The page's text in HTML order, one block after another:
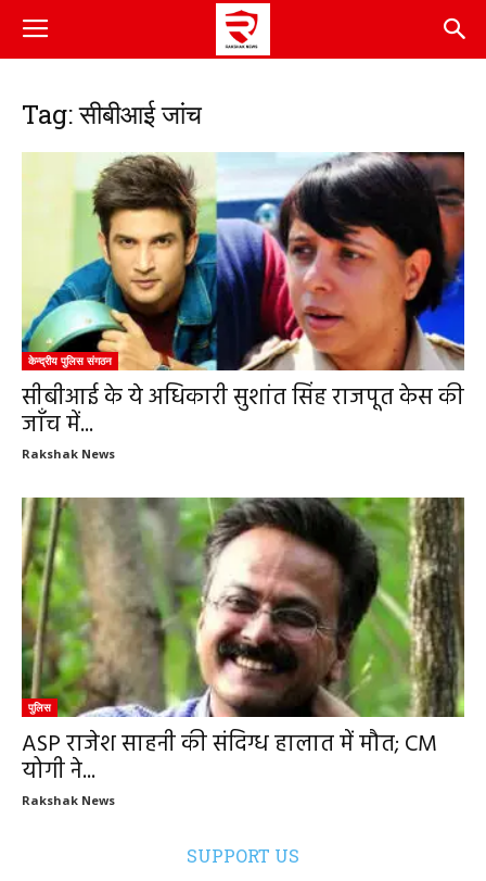
Tag: सीबीआई जांच
केन्द्रीय पुलिस संगठन
सीबीआई के ये अधिकारी सुशांत सिंह राजपूत केस की
जाँच में...
Rakshak News
पुलिस
ASP राजेश साहनी की संदिग्ध हालात में मौत; CM
योगी ने...
Rakshak News
SUPPORT US